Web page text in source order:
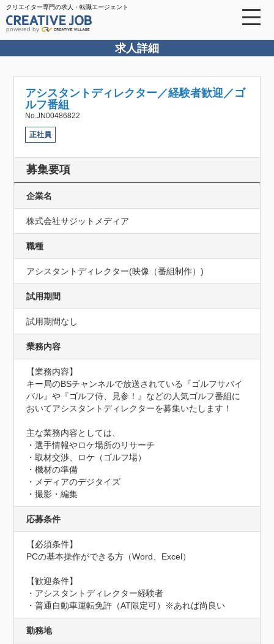
クリエイター専門の求人・転職エージェント
powered by
求人詳細
アシスタントディレクター／経験者歓迎／ゴ
ルフ番組
No.JN00486822
正社員
募集要項
企業名
株式会社サジットメディア
職種
アシスタントディレクター(映像（番組制作）)
試用期間
試用期間なし
業務内容
【業務内容】
キー局のBSチャンネルで放送されている『ゴルフサバイ
バル』や『ゴルフ侍、見参！』などの人気ゴルフ番組に
おいてアシスタントディレクターを募集いたします！
主な業務内容としては、
・選手情報やロケ場所のリサーチ
・取材交渉、ロケ（ゴルフ場）
・機材の準備
・メディアのデジタイズ
・撮影・編集
応募条件
【必須条件】
PCの基本操作ができる方（Word、Excel）
【歓迎条件】
・アシスタントディレクター経験者
・普通自動車運転免許（AT限定可）※あれば尚良い
勤務地